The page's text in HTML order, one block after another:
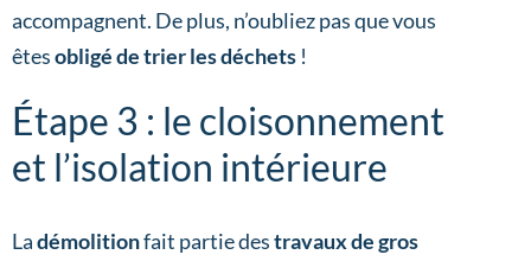
accompagnent. De plus, n’oubliez pas que vous
êtesobligé de trier les déchets !
Étape 3 : le cloisonnement
et l’isolation intérieure
Ladémolitionfait partie destravaux de gros